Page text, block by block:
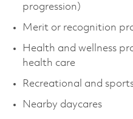
progression)
Merit or recognition
Health and wellness
health care
Recreational and
Nearby daycares